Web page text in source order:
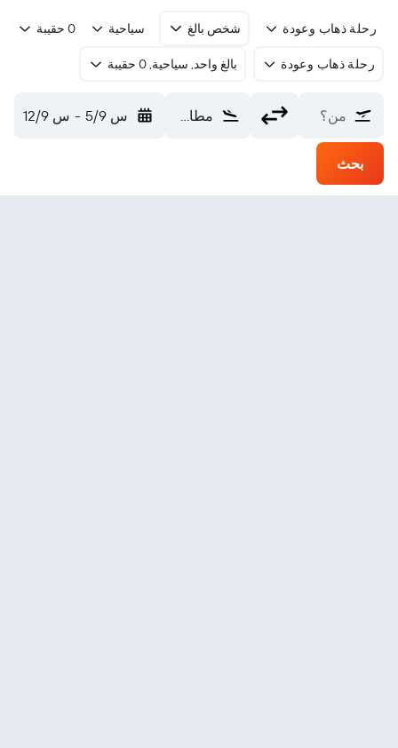
رحلة ذهاب وعودة شخص بالغ سياحية 0 حقيبة
رحلة ذهاب وعودة بالغ واحد, سياحية, 0 حقيبة
من؟ مطار سيدار ستي الإقليمي (CDC) س 5/9 - س 12/9
بحث